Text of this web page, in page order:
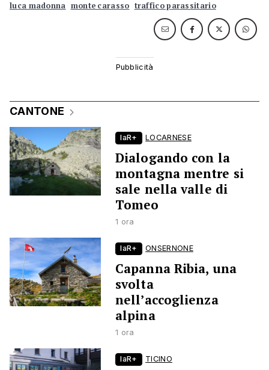
luca madonna monte carasso traffico parassitario
CANTONE
laR+ LOCARNESE
Dialogando con la
montagna mentre si
sale nella valle di
Tomeo
1 ora
laR+ ONSERNONE
Capanna Ribia, una
svolta
nell’accoglienza
alpina
1 ora
laR+ TICINO